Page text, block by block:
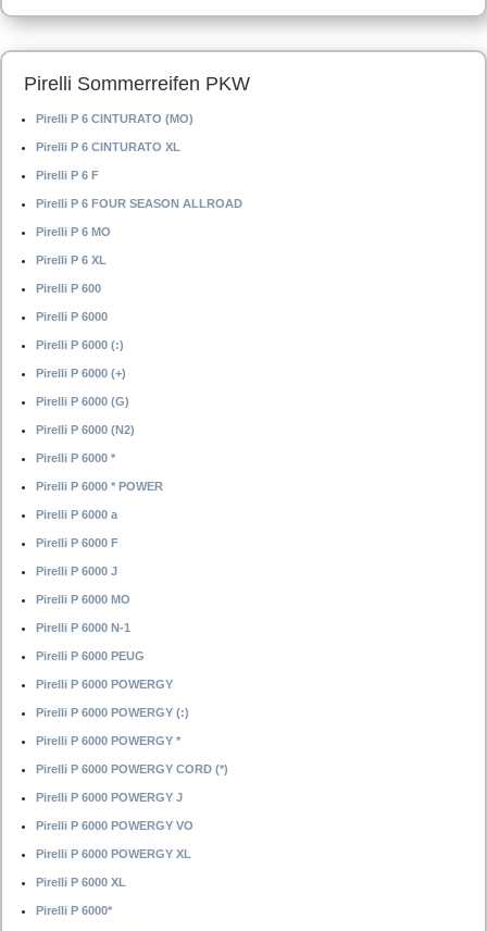
Pirelli Sommerreifen PKW
Pirelli P 6 CINTURATO (MO)
Pirelli P 6 CINTURATO XL
Pirelli P 6 F
Pirelli P 6 FOUR SEASON ALLROAD
Pirelli P 6 MO
Pirelli P 6 XL
Pirelli P 600
Pirelli P 6000
Pirelli P 6000 (:)
Pirelli P 6000 (+)
Pirelli P 6000 (G)
Pirelli P 6000 (N2)
Pirelli P 6000 *
Pirelli P 6000 * POWER
Pirelli P 6000 a
Pirelli P 6000 F
Pirelli P 6000 J
Pirelli P 6000 MO
Pirelli P 6000 N-1
Pirelli P 6000 PEUG
Pirelli P 6000 POWERGY
Pirelli P 6000 POWERGY (:)
Pirelli P 6000 POWERGY *
Pirelli P 6000 POWERGY CORD (*)
Pirelli P 6000 POWERGY J
Pirelli P 6000 POWERGY VO
Pirelli P 6000 POWERGY XL
Pirelli P 6000 XL
Pirelli P 6000*